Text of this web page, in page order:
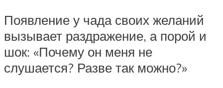
Появление у чада своих желаний
вызывает раздражение, а порой и
шок: «Почему он меня не
слушается? Разве так можно?»